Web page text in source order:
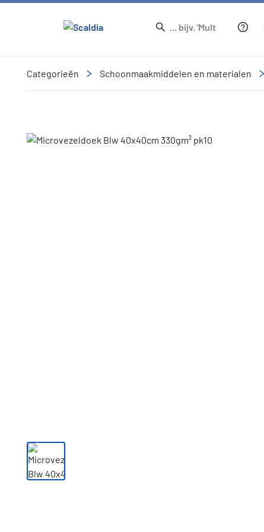
Categorieën Schoonmaakmiddelen en materialen
Slide 1 of 1